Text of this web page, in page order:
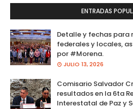
ENTRADAS
Detalle y fechas
federales y locales,
por #Morena.
JULIO 13, 2026
Comisario Salvador
resultados en la 6ta
Interestatal de Paz y